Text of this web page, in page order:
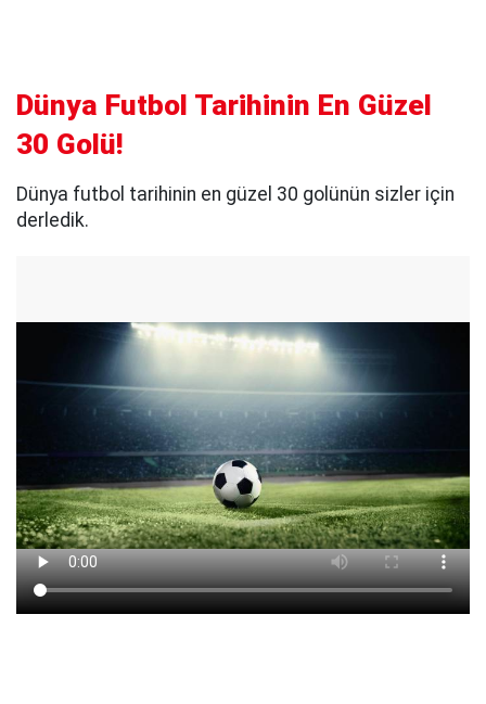
Dünya Futbol Tarihinin En Güzel
30 Golü!
Dünya futbol tarihinin en güzel 30 golünün sizler için
derledik.